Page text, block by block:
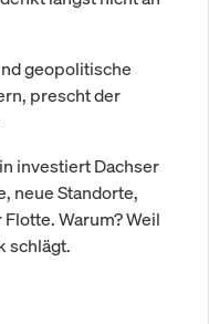
geopolitische
prescht der
investiert Dachser
neue Standorte,
Warum? Weil
schlägt.